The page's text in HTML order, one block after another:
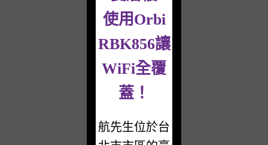
使用Orbi
RBK856讓
WiFi全覆
蓋！
航先生位於台